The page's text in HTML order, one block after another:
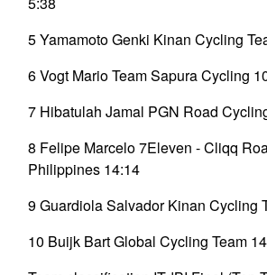
5 Yamamoto Genki Kinan Cycling
6 Vogt Mario Team Sapura Cycling
7 Hibatulah Jamal PGN Road
8 Felipe Marcelo 7Eleven - Cliqq
Philippines 14:14
9 Guardiola Salvador Kinan Cycling
10 Buijk Bart Global Cycling Team